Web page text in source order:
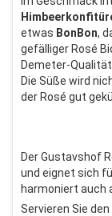
etwas BonBon,
gefälliger Rosé
Demeter-
Die Süße wird
der Rosé gut
Der Gustavshof
und eignet sich
harmoniert auch
Servieren Sie den